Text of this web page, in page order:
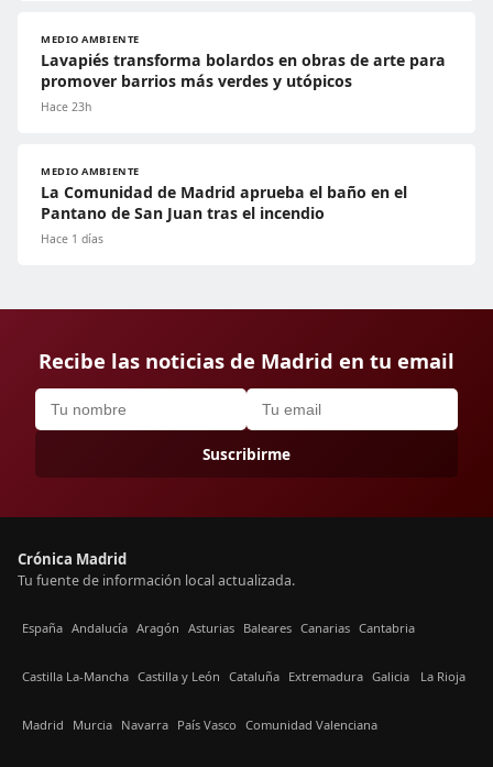
MEDIO AMBIENTE
Lavapiés transforma bolardos en obras de arte para
promover barrios más verdes y utópicos
Hace 23h
MEDIO AMBIENTE
La Comunidad de Madrid aprueba el baño en el
Pantano de San Juan tras el incendio
Hace 1 días
Recibe las noticias de Madrid en tu email
Suscribirme
Crónica Madrid
Tu fuente de información local actualizada.
España Andalucía Aragón Asturias Baleares Canarias Cantabria
Castilla La-Mancha Castilla y León Cataluña Extremadura Galicia La Rioja
Madrid Murcia Navarra País Vasco Comunidad Valenciana